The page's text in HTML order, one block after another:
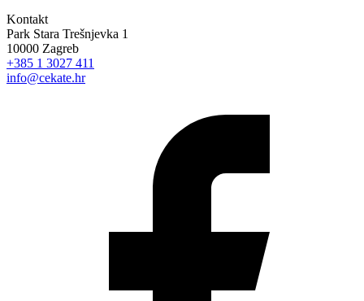
Kontakt
Park Stara Trešnjevka 1
10000 Zagreb
+385 1 3027 411
info@cekate.hr